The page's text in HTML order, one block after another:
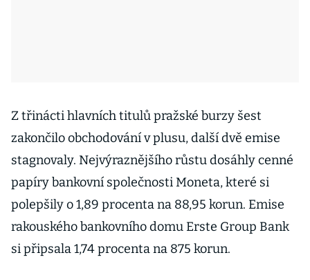
Z třinácti hlavních titulů pražské burzy šest
zakončilo obchodování v plusu, další dvě emise
stagnovaly. Nejvýraznějšího růstu dosáhly cenné
papíry bankovní společnosti Moneta, které si
polepšily o 1,89 procenta na 88,95 korun. Emise
rakouského bankovního domu Erste Group Bank
si připsala 1,74 procenta na 875 korun.